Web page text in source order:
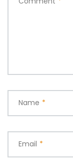
Name *
Email *